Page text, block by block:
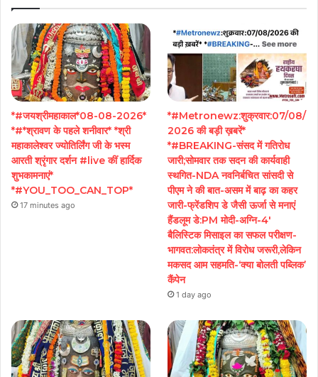
*#जयश्रीमहाकाल*08-08-2026*
*#*श्रावण के पहले शनीवार* *श्री
महाकालेश्वर ज्योतिर्लिंग जी के भस्म
आरती श्रृंगार दर्शन #live कीं हार्दिक
शुभकामनाएं*
*#YOU_TOO_CAN_TOP*
17 minutes ago
*#Metronewz:शुक्रवार:07/08/
2026 की बड़ी ख़बरें*
*#BREAKING-संसद में गतिरोध
जारी;सोमवार तक सदन की कार्यवाही
स्थगित-NDA नवनिर्बचित सांसदी से
पीएम ने की बात-असम में बाढ़ का कहर
जारी-फ्रेंडशिप डे जैसी ऊर्जा से मनाएं
हैंडलूम डे:PM मोदी-अग्नि-4′
बैलिस्टिक मिसाइल का सफल परीक्षण-
भागवत:लोकतंत्र में विरोध जरूरी,लेकिन
मकसद आम सहमति-‘क्या बोलती पब्लिक’
कैंपेन
1 day ago